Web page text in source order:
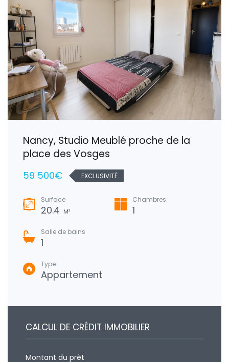
Nancy, Studio Meublé proche de la
place des Vosges
59 500€ EXCLUSIVITÉ
Surface
20.4 M²
Chambres
1
Salle de bains
1
Type
Appartement
CALCUL DE CRÉDIT IMMOBILIER
Montant du prêt